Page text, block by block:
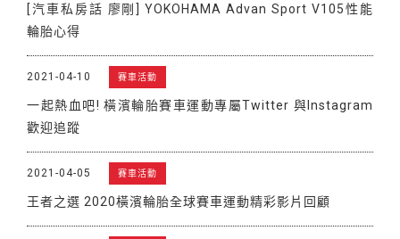
[汽車私房話 廖剛] YOKOHAMA Advan Sport V105性能
輪胎心得
2021-04-10 賽車活動
一起熱血吧! 橫濱輪胎賽車運動專屬Twitter 與Instagram
歡迎追蹤
2021-04-05 賽車活動
王者之選 2020橫濱輪胎全球賽車運動精彩影片回顧